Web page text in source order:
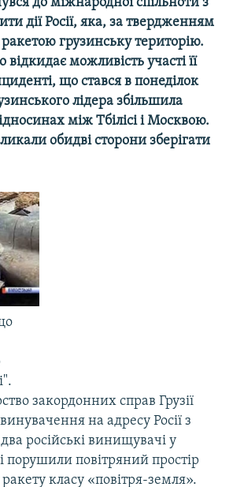
дії Росії, яка, за твердженням
ракетою грузинську територію.
відкидає можливість участі її
що стався в понеділок
лідера збільшила
між Тбілісі і Москвою.
обидві сторони зберігати
закордонних справ Грузії
на адресу Росії з
російські винищувачі у
порушили повітряний простір
ракету класу «повітря-земля».